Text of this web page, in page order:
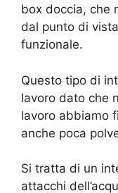
box doccia, che
dal punto di
funzionale.
Questo tipo di
lavoro dato che
lavoro abbiamo
anche poca
Si tratta di un
attacchi